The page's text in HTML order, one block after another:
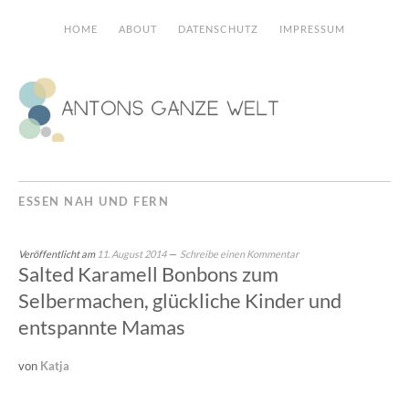
HOME ABOUT DATENSCHUTZ IMPRESSUM
ESSEN NAH UND FERN
Veröffentlicht am 11. August 2014 Schreibe einen Kommentar
Salted Karamell Bonbons zum
Selbermachen, glückliche Kinder und
entspannte Mamas
von Katja